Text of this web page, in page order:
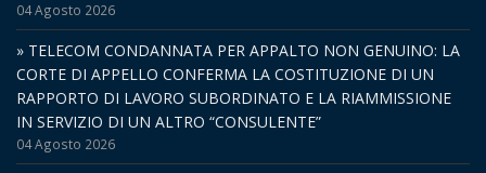
04 Agosto 2026
» TELECOM CONDANNATA PER APPALTO NON GENUINO: LA
CORTE DI APPELLO CONFERMA LA COSTITUZIONE DI UN
RAPPORTO DI LAVORO SUBORDINATO E LA RIAMMISSIONE
IN SERVIZIO DI UN ALTRO “CONSULENTE”
04 Agosto 2026